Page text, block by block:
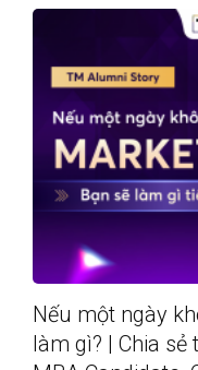
Nếu một ngày
làm gì? | Chia